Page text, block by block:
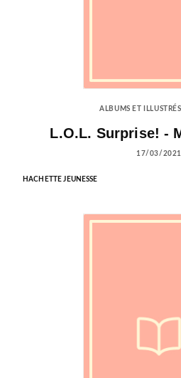
ALBUMS ET
L.O.L. Surprise! -
17/03/2021
HACHETTE JEUNESSE